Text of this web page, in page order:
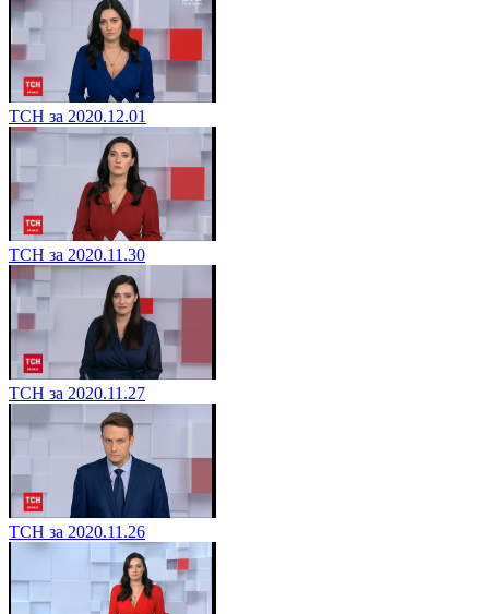
ТСН за 2020.12.01
ТСН за 2020.11.30
ТСН за 2020.11.27
ТСН за 2020.11.26